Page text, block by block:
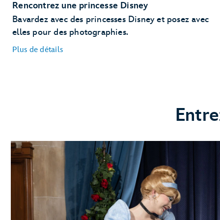
Rencontrez une princesse Disney
Bavardez avec des princesses Disney et posez avec
elles pour des photographies.
Plus de détails
Rencontrez Cendrillon et une princesse en visite au
Princess Fairytale Hall
Rencontre avec la princesse Tiana et une princesse en
visite au Princess Fairytale Hall
Rencontrez Ariel à sa grotte